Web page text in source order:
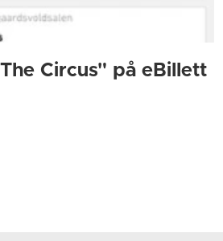
Circus" på eBillett